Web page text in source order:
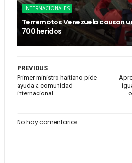
INTERNACIONALES
Terremotos Venezuela causan
700 heridos
PREVIOUS
Primer ministro haitiano pide
ayuda a comunidad
internacional
No hay comentarios.